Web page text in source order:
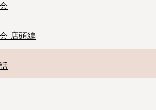
店頭編